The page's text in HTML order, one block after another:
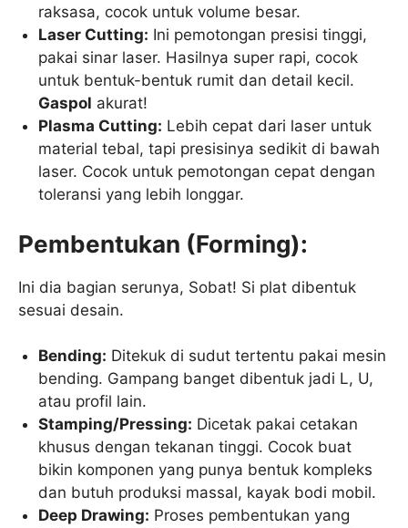
raksasa, cocok untuk volume besar.
Laser Cutting: Ini pemotongan presisi tinggi,
pakai sinar laser. Hasilnya super rapi, cocok
untuk bentuk-bentuk rumit dan detail kecil.
Gaspol akurat!
Plasma Cutting: Lebih cepat dari laser untuk
material tebal, tapi presisinya sedikit di bawah
laser. Cocok untuk pemotongan cepat dengan
toleransi yang lebih longgar.
Pembentukan (Forming):
Ini dia bagian serunya, Sobat! Si plat dibentuk
sesuai desain.
Bending: Ditekuk di sudut tertentu pakai mesin
bending. Gampang banget dibentuk jadi L, U,
atau profil lain.
Stamping/Pressing: Dicetak pakai cetakan
khusus dengan tekanan tinggi. Cocok buat
bikin komponen yang punya bentuk kompleks
dan butuh produksi massal, kayak bodi mobil.
Deep Drawing: Proses pembentukan yang